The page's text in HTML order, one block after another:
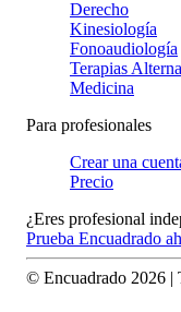
Derecho
Kinesiología
Fonoaudiología
Terapias
Medicina
Para profesionales
Crear una
Precio
¿Eres profesional
Prueba Encuadrado
© Encuadrado 2026 |